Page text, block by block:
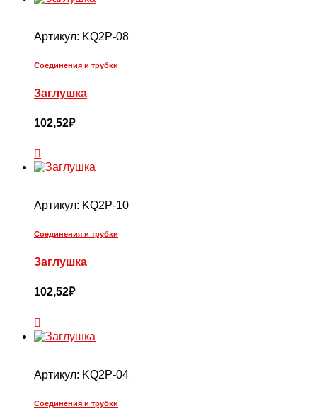
Артикул: KQ2P-08
Соединения и трубки
Заглушка
102,52₽
Артикул: KQ2P-10
Соединения и трубки
Заглушка
102,52₽
Артикул: KQ2P-04
Соединения и трубки